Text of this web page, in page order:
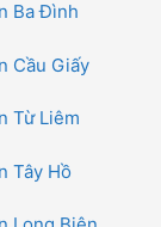
Ba Đình
Cầu Giấy
Từ Liêm
Tây Hồ